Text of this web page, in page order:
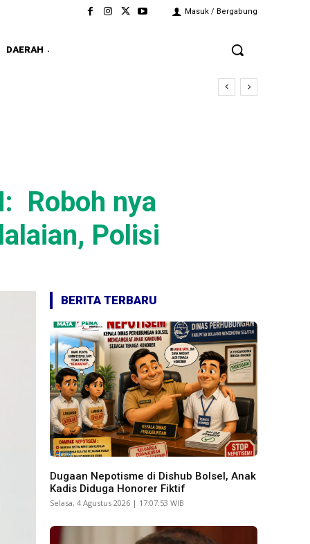
Masuk / Bergabung
DAERAH
Roboh nya
Polisi
BERITA TERBARU
Berita
Dugaan Nepotisme di Dishub Bolsel, Anak
Kadis Diduga Honorer Fiktif
Selasa, 4 Agustus 2026 | 17:07:53 WIB